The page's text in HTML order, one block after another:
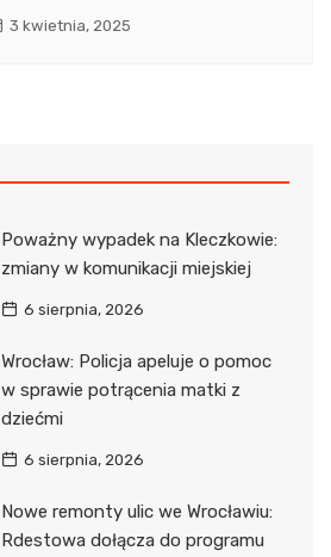
3 kwietnia, 2025
Poważny wypadek na Kleczkowie:
zmiany w komunikacji miejskiej
6 sierpnia, 2026
Wrocław: Policja apeluje o pomoc
w sprawie potrącenia matki z
dziećmi
6 sierpnia, 2026
Nowe remonty ulic we Wrocławiu:
Rdestowa dołącza do programu